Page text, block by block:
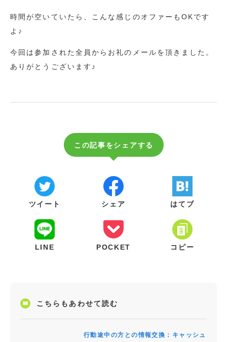
時間が空いていたら、こんな感じのオファーもOKです
よ♪
今回は参加された全員からお礼のメールを頂きました。
ありがとうございます♪
この記事をシェアする
ツイート シェア はてブ
LINE POCKET コピー
こちらもあわせて読む
行動途中の方との情報交換：キャッシュ